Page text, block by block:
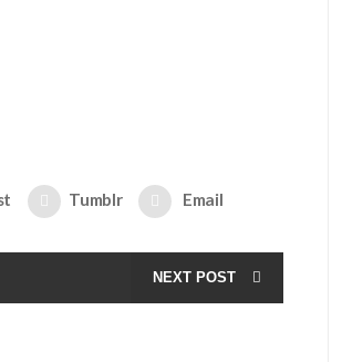
Tumblr Email
NEXT POST